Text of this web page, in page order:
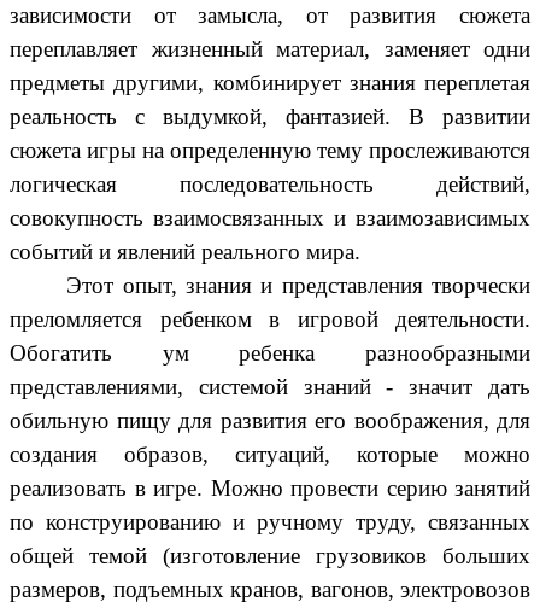
зависимости от замысла, от развития сюжета
переплавляет жизненный материал, заменяет одни
предметы другими, комбинирует знания переплетая
реальность с выдумкой, фантазией. В развитии
сюжета игры на определенную тему прослеживаются
логическая последовательность действий,
совокупность взаимосвязанных и взаимозависимых
событий и явлений реального мира.
Этот опыт, знания и представления творчески
преломляется ребенком в игровой деятельности.
Обогатить ум ребенка разнообразными
представлениями, системой знаний - значит дать
обильную пищу для развития его воображения, для
создания образов, ситуаций, которые можно
реализовать в игре. Можно провести серию занятий
по конструированию и ручному труду, связанных
общей темой (изготовление грузовиков больших
размеров, подъемных кранов, вагонов, электровозов